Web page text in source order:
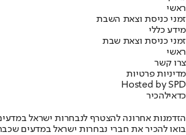
ראשי
זמני כניסת וצאת השבת
מידע כללי
זמני כניסת וצאת שבת
ראשי
צרו קשר
מדיניות פרטיות
Hosted by SPD
כדאילהכיר
הזדמנות אחרונה להצטרף לנבחרות ישראל
בואו להכיר את חברי נבחרות ישראל במדעים